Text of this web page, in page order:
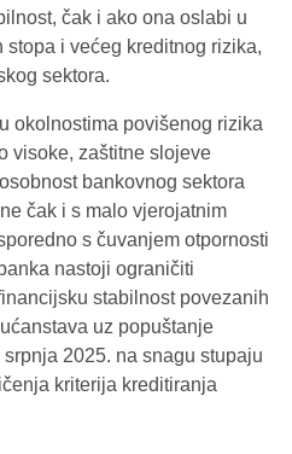
čak i ako ona oslabi u
i većeg kreditnog rizika,
sektora.
okolnostima povišenog rizika
visoke, zaštitne slojeve
bankovnog sektora
čak i s malo vjerojatnim
s čuvanjem otpornosti
nastoji ograničiti
stabilnost povezanih
uz popuštanje
2025. na snagu stupaju
kriterija kreditiranja